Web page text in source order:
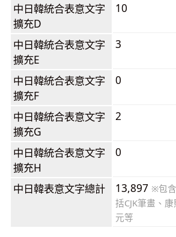
中日韓統合表意文字
擴充D
10
中日韓統合表意文字
擴充E
3
中日韓統合表意文字
擴充F
0
中日韓統合表意文字
擴充G
2
中日韓統合表意文字
擴充H
0
中日韓表意文字總計 13,897 ※包
括CJK筆畫、
元等